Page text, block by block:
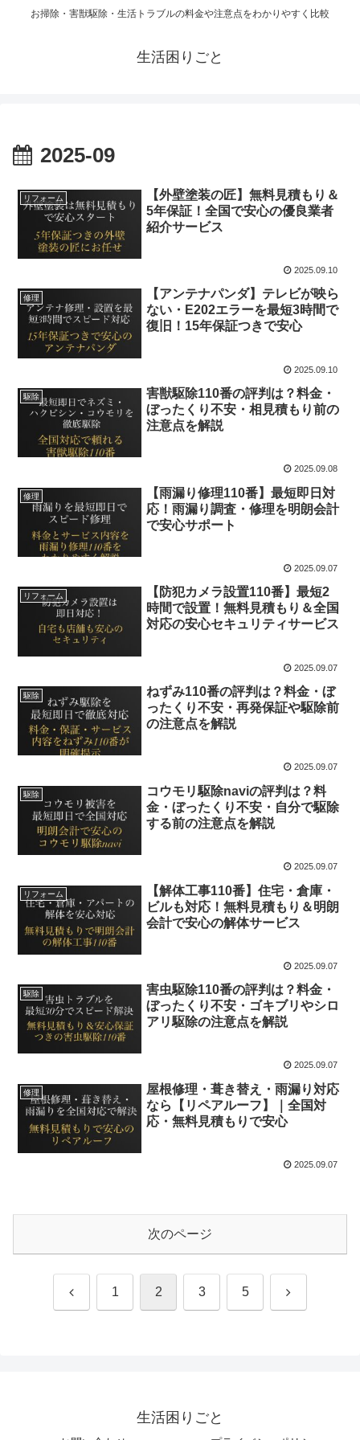
お掃除・害獣駆除・生活トラブルの料金や注意点をわかりやすく比較
生活困りごと
2025-09
リフォーム
【外壁塗装の匠】無料見積もり＆
5年保証！全国で安心の優良業者
紹介サービス
2025.09.10
修理
【アンテナパンダ】テレビが映ら
ない・E202エラーを最短3時間で
復旧！15年保証つきで安心
2025.09.10
駆除
害獣駆除110番の評判は？料金・
ぼったくり不安・相見積もり前の
注意点を解説
2025.09.08
修理
【雨漏り修理110番】最短即日対
応！雨漏り調査・修理を明朗会計
で安心サポート
2025.09.07
リフォーム
【防犯カメラ設置110番】最短2
時間で設置！無料見積もり＆全国
対応の安心セキュリティサービス
2025.09.07
駆除
ねずみ110番の評判は？料金・ぼ
ったくり不安・再発保証や駆除前
の注意点を解説
2025.09.07
駆除
コウモリ駆除naviの評判は？料
金・ぼったくり不安・自分で駆除
する前の注意点を解説
2025.09.07
リフォーム
【解体工事110番】住宅・倉庫・
ビルも対応！無料見積もり＆明朗
会計で安心の解体サービス
2025.09.07
駆除
害虫駆除110番の評判は？料金・
ぼったくり不安・ゴキブリやシロ
アリ駆除の注意点を解説
2025.09.07
修理
屋根修理・葺き替え・雨漏り対応
なら【リペアルーフ】｜全国対
応・無料見積もりで安心
2025.09.07
次のページ
前 1 2 3 5 次
生活困りごと